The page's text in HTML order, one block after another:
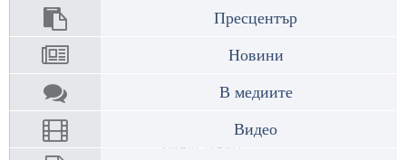
Пресцентър
Новини
В медиите
Видео